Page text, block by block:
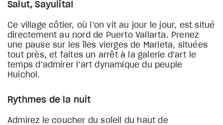
Salut, Sayulita!
Ce village côtier, où l’on vit au jour le jour, est situé
directement au nord de Puerto Vallarta. Prenez
une pause sur les îles vierges de Marieta, situées
tout près, et faites un arrêt à la galerie d’art le
temps d’admirer l’art dynamique du peuple
Huichol.
Rythmes de la nuit
Admirez le coucher du soleil du haut de